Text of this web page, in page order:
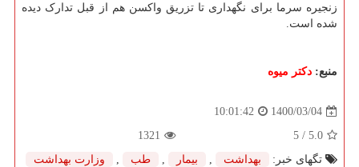
زنجیره سرما برای نگهداری تا تزریق واکسن هم از قبل تدارک دیده
شده است.
منبع: دكتر میوه
1400/03/04
10:01:42
5.0
/ 5
1321
تگهای خبر:
بهداشت , بیمار , طب , وزارت بهداشت